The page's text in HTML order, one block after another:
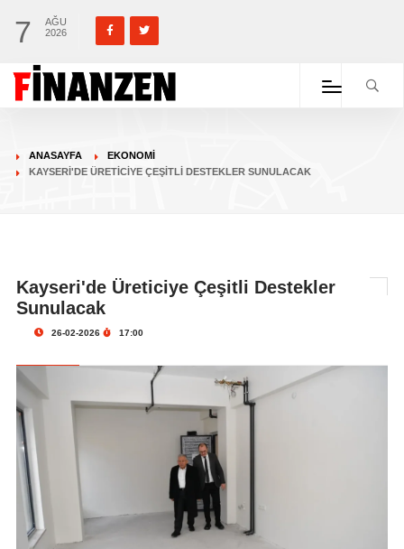
7
AĞU
2026
ANASAYFA
EKONOMI
KAYSERI'DE ÜRETICIYE ÇEŞITLI DESTEKLER SUNULACAK
Kayseri'de Üreticiye Çeşitli Destekler
Sunulacak
26-02-2026 17:00